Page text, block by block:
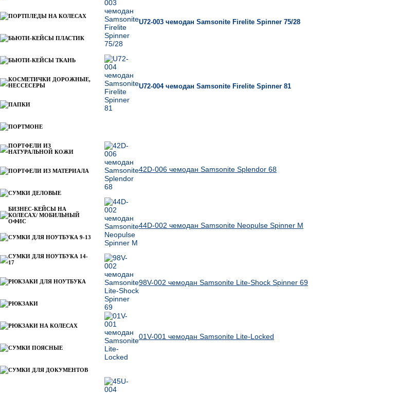
ПОРТПЛЕДЫ НА КОЛЕСАХ
БЬЮТИ-КЕЙСЫ ПЛАСТИК
БЬЮТИ-КЕЙСЫ ТКАНЬ
КОСМЕТИЧКИ ДОРОЖНЫЕ,
НЕССЕСЕРЫ
ПАПКИ
ПОРТМОНЕ
ПОРТФЕЛИ ИЗ
НАТУРАЛЬНОЙ КОЖИ
ПОРТФЕЛИ ИЗ МАТЕРИАЛА
СУМКИ ДЕЛОВЫЕ
БИЗНЕС-КЕЙСЫ НА
КОЛЕСАХ/ МОБИЛЬНЫЙ
ОФИС
СУМКИ ДЛЯ НОУТБУКА 9-13
СУМКИ ДЛЯ НОУТБУКА 14-
17
РЮКЗАКИ ДЛЯ НОУТБУКА
РЮКЗАКИ
РЮКЗАКИ НА КОЛЕСАХ
СУМКИ ПОЯСНЫЕ
СУМКИ ДЛЯ ДОКУМЕНТОВ
U72-003 чемодан Samsonite Firelite Spinner 75/28
U72-004 чемодан Samsonite Firelite Spinner 81
42D-006 чемодан Samsonite Splendor 68
44D-002 чемодан Samsonite Neopulse Spinner M
98V-002 чемодан Samsonite Lite-Shock Spinner 69
01V-001 чемодан Samsonite Lite-Locked